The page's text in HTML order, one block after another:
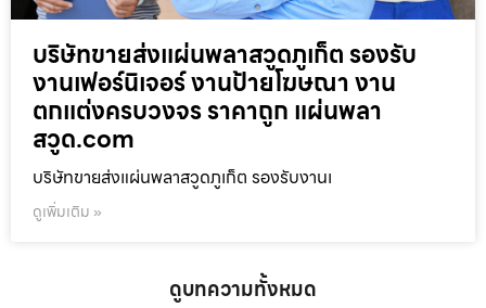
บริษัทขายส่งแผ่นพลาสวูดภูเก็ต รองรับ
งานเฟอร์นิเจอร์ งานป้ายโฆษณา งาน
ตกแต่งครบวงจร ราคาถูก แผ่นพลา
สวูด.com
บริษัทขายส่งแผ่นพลาสวูดภูเก็ต รองรับงานเ
ดูเพิ่มเติม »
ดูบทความทั้งหมด